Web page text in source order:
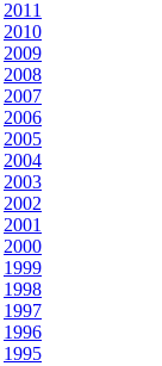
2011
2010
2009
2008
2007
2006
2005
2004
2003
2002
2001
2000
1999
1998
1997
1996
1995